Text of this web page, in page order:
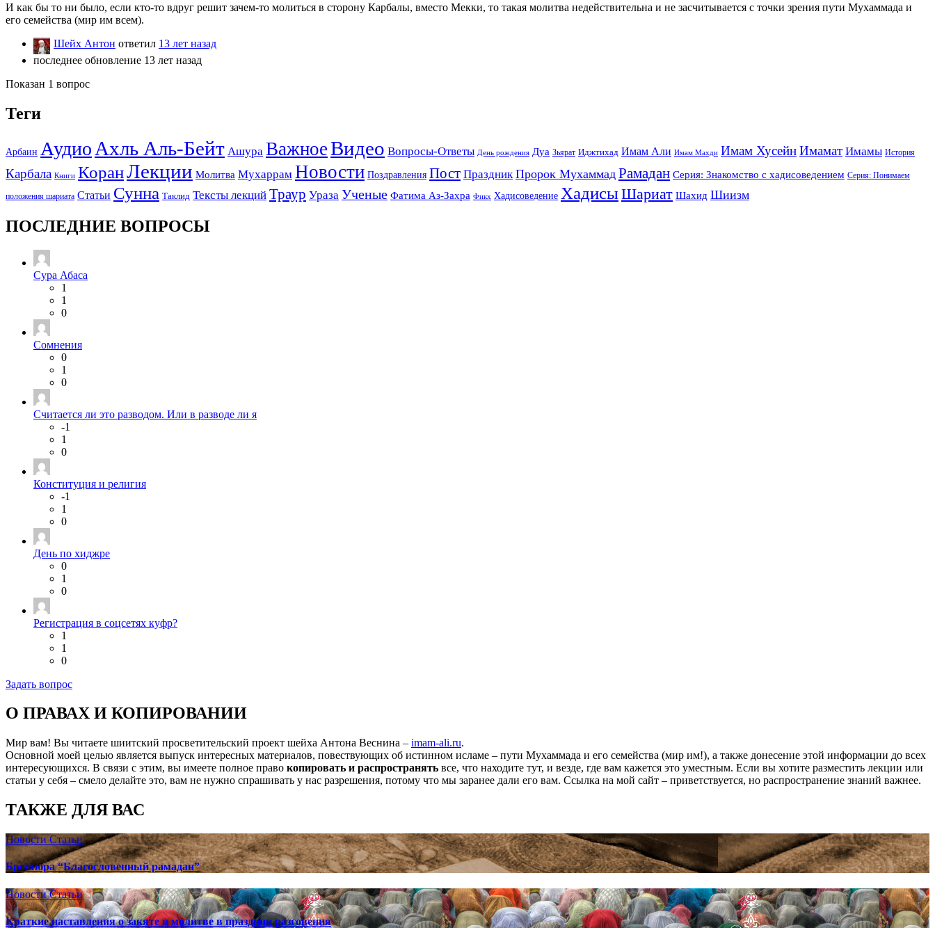
И как бы то ни было, если кто-то вдруг решит зачем-то молиться в сторону Карбалы, вместо Мекки, то такая молитва недействительна и не засчитывается с точки зрения пути Мухаммада и
его семейства (мир им всем).
Шейх Антон ответил 13 лет назад
последнее обновление 13 лет назад
Показан 1 вопрос
Теги
Арбаин Аудио Ахль Аль-Бейт Ашура ВажноеВидео Вопросы-Ответы День рождения Дуа Зьярат Иджтихад Имам Али Имам Махди Имам ХусейнИмамат Имамы История
Карбала Книги КоранЛекции Молитва Мухаррам Новости Поздравления Пост Праздник Пророк Мухаммад Рамадан Серия: Знакомство с хадисоведением Серия: Понимаем
положения шариата Статьи Сунна Таклид Тексты лекций Траур Ураза Ученые Фатима Аз-Захра Фикх Хадисоведение ХадисыШариат Шахид Шиизм
ПОСЛЕДНИЕ ВОПРОСЫ
Сура Абаса
1
1
0
Сомнения
0
1
0
Считается ли это разводом. Или в разводе ли я
-1
1
0
Конституция и религия
-1
1
0
День по хиджре
0
1
0
Регистрация в соцсетях куфр?
1
1
0
Задать вопрос
О ПРАВАХ И КОПИРОВАНИИ
Мир вам! Вы читаете шиитский просветительский проект шейха Антона Веснина – imam-ali.ru.
Основной моей целью является выпуск интересных материалов, повествующих об истинном исламе – пути Мухаммада и его семейства (мир им!), а также донесение этой информации до всех
интересующихся. В связи с этим, вы имеете полное право копировать и распространять все, что находите тут, и везде, где вам кажется это уместным. Если вы хотите разместить лекции или
статьи у себя – смело делайте это, вам не нужно спрашивать у нас разрешения, потому что мы заранее дали его вам. Ссылка на мой сайт – приветствуется, но распространение знаний важнее.
ТАКЖЕ ДЛЯ ВАС
НовостиСтатьи
Брошюра “Благословенный рамадан”
НовостиСтатьи
Краткие наставления о закяте и молитве в праздник разговения